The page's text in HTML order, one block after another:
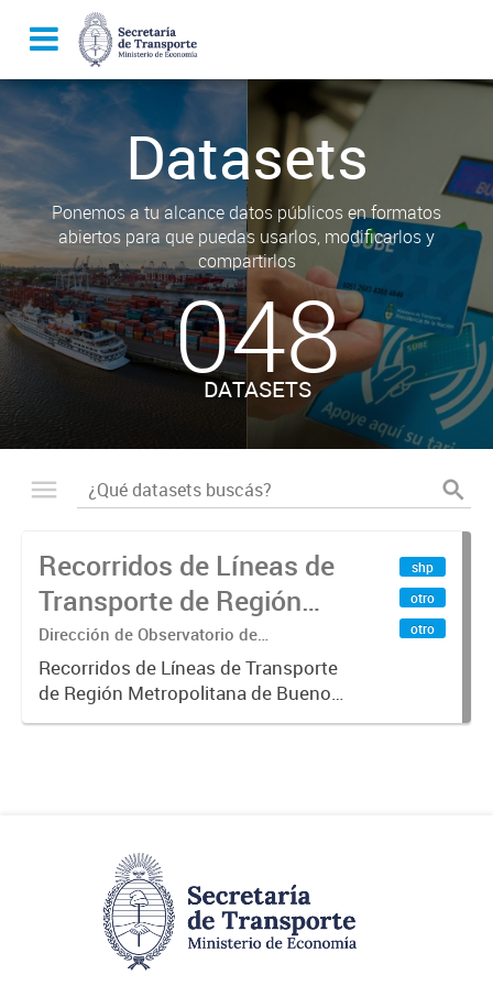
Datasets
Ponemos a tu alcance datos públicos en formatos
abiertos para que puedas usarlos, modificarlos y
compartirlos
048
DATASETS
Recorridos de Líneas de
Transporte de Región
Metropolitana de
Buenos Aires (RMBA)
Dirección de Observatorio de
Transporte, Estudio y Sistemas
Recorridos de Líneas de Transporte
de Región Metropolitana de Buenos
Aires (RMBA).-
shp
otro
otro